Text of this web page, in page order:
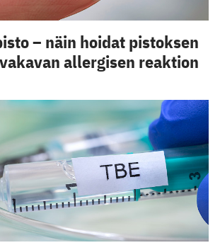
– näin hoidat pistoksen
allergisen reaktion